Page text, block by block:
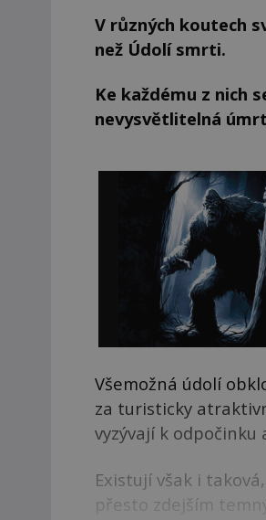
V různých koutech
než Údolí smrti.
Ke každému z nich
nevysvětlitelná
Všemožná údolí
za turisticky
vyzývají k odpočinku
Existují však i
přesto zdejším